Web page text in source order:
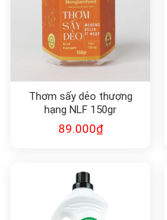
Thơm sấy dẻo thượng
hạng NLF 150gr
89.000₫